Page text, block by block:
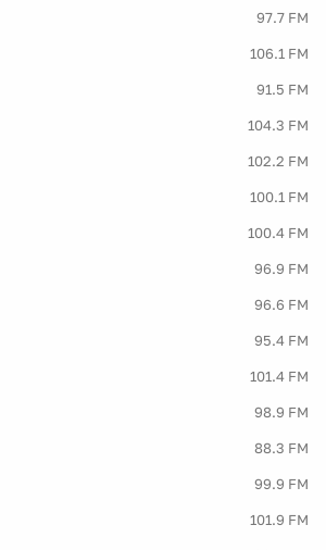
97.7 FM
106.1 FM
91.5 FM
104.3 FM
102.2 FM
100.1 FM
100.4 FM
96.9 FM
96.6 FM
95.4 FM
101.4 FM
98.9 FM
88.3 FM
99.9 FM
101.9 FM